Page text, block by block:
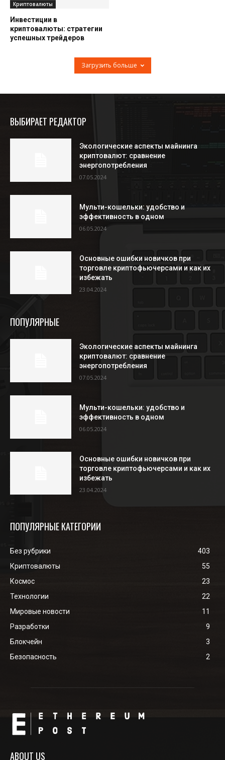
Криптовалюты
Инвестиции в
криптовалюты: стратегии
успешных трейдеров
Загрузить больше
ВЫБИРАЕТ РЕДАКТОР
Экологические аспекты майнинга
криптовалют: сравнение
энергопотребления
07.05.2024
Мульти-кошельки: удобство и
эффективность в одном
06.05.2024
Основные ошибки новичков при
торговле криптофьючерсами и как их
избежать
23.04.2024
ПОПУЛЯРНЫЕ
Экологические аспекты майнинга
криптовалют: сравнение
энергопотребления
07.05.2024
Мульти-кошельки: удобство и
эффективность в одном
06.05.2024
Основные ошибки новичков при
торговле криптофьючерсами и как их
избежать
23.04.2024
ПОПУЛЯРНЫЕ КАТЕГОРИИ
Без рубрики
403
Криптовалюты
55
Космос
23
Технологии
22
Мировые новости
11
Разработки
9
Блокчейн
3
Безопасность
2
ABOUT US